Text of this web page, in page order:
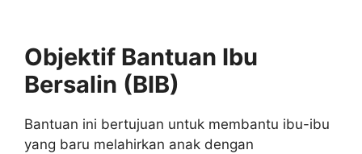
Objektif Bantuan Ibu
Bersalin (BIB)
Bantuan ini bertujuan untuk membantu ibu-ibu
yang baru melahirkan anak dengan